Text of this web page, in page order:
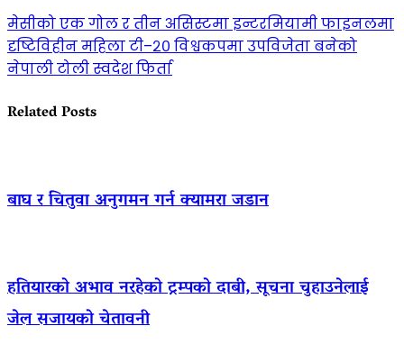
Post
navigation
मेसीको एक गोल र तीन असिस्टमा इन्टरमियामी फाइनलमा
दृष्टिविहीन महिला टी–२० विश्वकपमा उपविजेता बनेको
नेपाली टोली स्वदेश फिर्ता
Related Posts
बाघ र चितुवा अनुगमन गर्न क्यामरा जडान
हतियारको अभाव नरहेको ट्रम्पको दाबी, सूचना चुहाउनेलाई
जेल सजायको चेतावनी